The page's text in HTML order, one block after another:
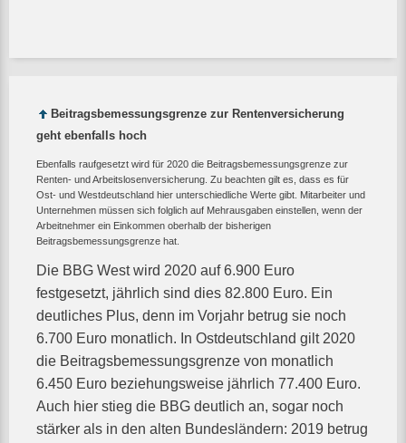
Beitragsbemessungsgrenze zur Rentenversicherung
geht ebenfalls hoch
Ebenfalls raufgesetzt wird für 2020 die Beitragsbemessungsgrenze zur
Renten- und Arbeitslosenversicherung. Zu beachten gilt es, dass es für
Ost- und Westdeutschland hier unterschiedliche Werte gibt. Mitarbeiter und
Unternehmen müssen sich folglich auf Mehrausgaben einstellen, wenn der
Arbeitnehmer ein Einkommen oberhalb der bisherigen
Beitragsbemessungsgrenze hat.
Die BBG West wird 2020 auf 6.900 Euro
festgesetzt, jährlich sind dies 82.800 Euro. Ein
deutliches Plus, denn im Vorjahr betrug sie noch
6.700 Euro monatlich. In Ostdeutschland gilt 2020
die Beitragsbemessungsgrenze von monatlich
6.450 Euro beziehungsweise jährlich 77.400 Euro.
Auch hier stieg die BBG deutlich an, sogar noch
stärker als in den alten Bundesländern: 2019 betrug